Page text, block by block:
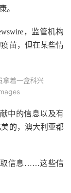
。
，监管机构
苗，但在某些情
拿着一盒科兴
中的信息以及有
的，澳大利亚都
取信息……这些信